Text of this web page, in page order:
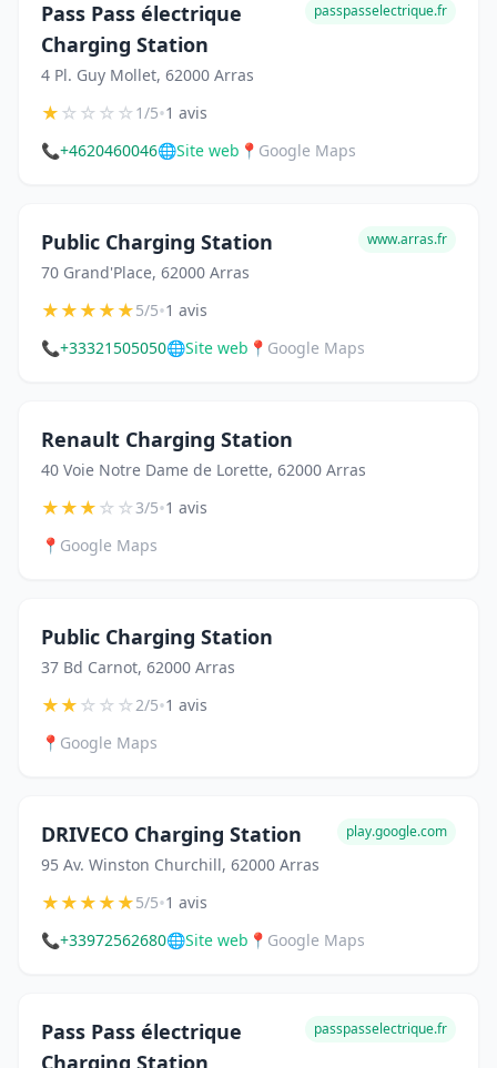
Pass Pass électrique
Charging Station
4 Pl. Guy Mollet, 62000 Arras
passpasselectrique.fr
★☆☆☆☆1/5•1 avis
📞+4620460046🌐Site web 📍 Google Maps
Public Charging Station
70 Grand'Place, 62000 Arras
www.arras.fr
★★★★★5/5•1 avis
📞+33321505050🌐Site web 📍 Google Maps
Renault Charging Station
40 Voie Notre Dame de Lorette, 62000 Arras
★★★☆☆3/5•1 avis
📍 Google Maps
Public Charging Station
37 Bd Carnot, 62000 Arras
★★☆☆☆2/5•1 avis
📍 Google Maps
DRIVECO Charging Station
95 Av. Winston Churchill, 62000 Arras
play.google.com
★★★★★5/5•1 avis
📞+33972562680🌐Site web 📍 Google Maps
Pass Pass électrique
passpasselectrique.fr